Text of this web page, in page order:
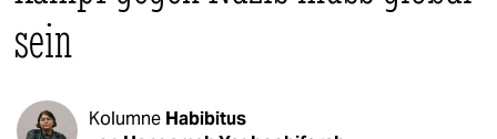
öko
sein
Kolumne Habibitus